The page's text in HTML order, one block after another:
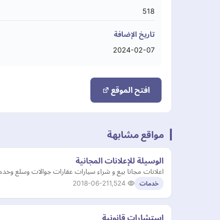
518
تاريخ الإضافة
2024-02-07
افتح الموقع
مواقع مشابهة
الوسيلة للإعلانات المجانية
اعلانات مجانا بيع و شراء سيارات عقارات جوالات وسلع
خدمات 2018-06-21
استشارات قانونية